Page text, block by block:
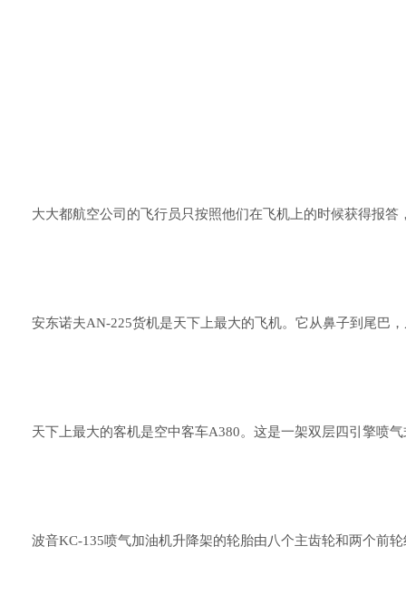
大大都航空公司的飞行员只按照他们在飞机上的时候获得报
安东诺夫AN-225货机是天下上最大的飞机。它从鼻子到尾巴
天下上最大的客机是空中客车A380。这是一架双层四引擎喷
波音KC-135喷气加油机升降架的轮胎由八个主齿轮和两个前